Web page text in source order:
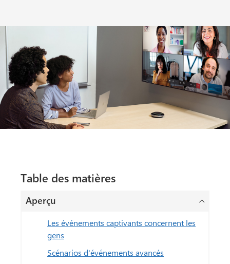
Table des matières
Aperçu
Les événements captivants concernent les
gens
Scénarios d'événements avancés